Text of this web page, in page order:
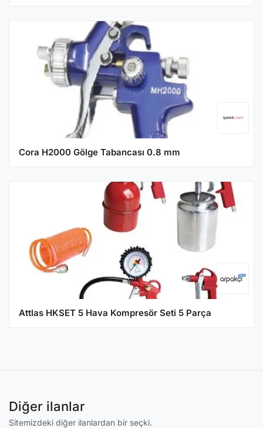
Cora H2000 Gölge Tabancası 0.8 mm
Attlas HKSET 5 Hava Kompresör Seti 5 Parça
Diğer ilanlar
Sitemizdeki diğer ilanlardan bir seçki.